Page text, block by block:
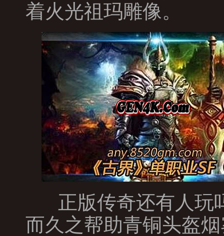
着火光祖玛雕像。
正版传奇还有人玩
而久之帮助青铜头盔